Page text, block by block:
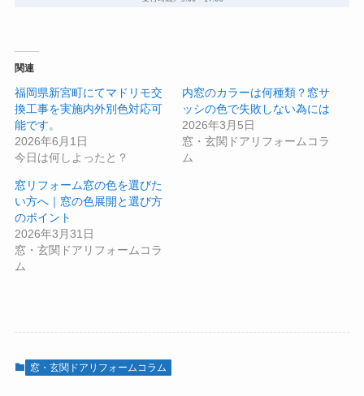
関連
福岡県新宮町にてマドリモ交
換工事を実施内外別色対応可
能です。
2026年6月1日
今日は何しよったと？
内窓のカラーは何種類？窓サ
ッシの色で失敗しない為には
2026年3月5日
窓・玄関ドアリフォームコラ
ム
窓リフォーム窓の色を選びた
い方へ｜窓の色展開と選び方
のポイント
2026年3月31日
窓・玄関ドアリフォームコラ
ム
窓・玄関ドアリフォームコラム